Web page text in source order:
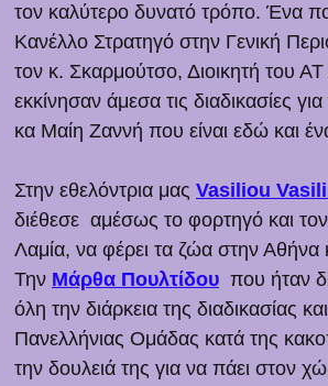
τον καλύτερο δυνατό τρόπο. Ένα
Κανέλλο Στρατηγό στην Γενική
τον κ. Σκαρμούτσο, Διοικητή του
εκκίνησαν άμεσα τις διαδικασίες
κα Μαίη Ζαννή που είναι εδώ και
Στην εθελόντρια μας Vasiliou
διέθεσε  αμέσως το φορτηγό και
Λαμία, να φέρει τα ζώα στην Αθήνα
Την Μάρθα Πουλτίδου
που ήταν
όλη την διάρκεια της διαδικασίας
Πανελλήνιας Ομάδας κατά της
την δουλειά της για να πάει στον